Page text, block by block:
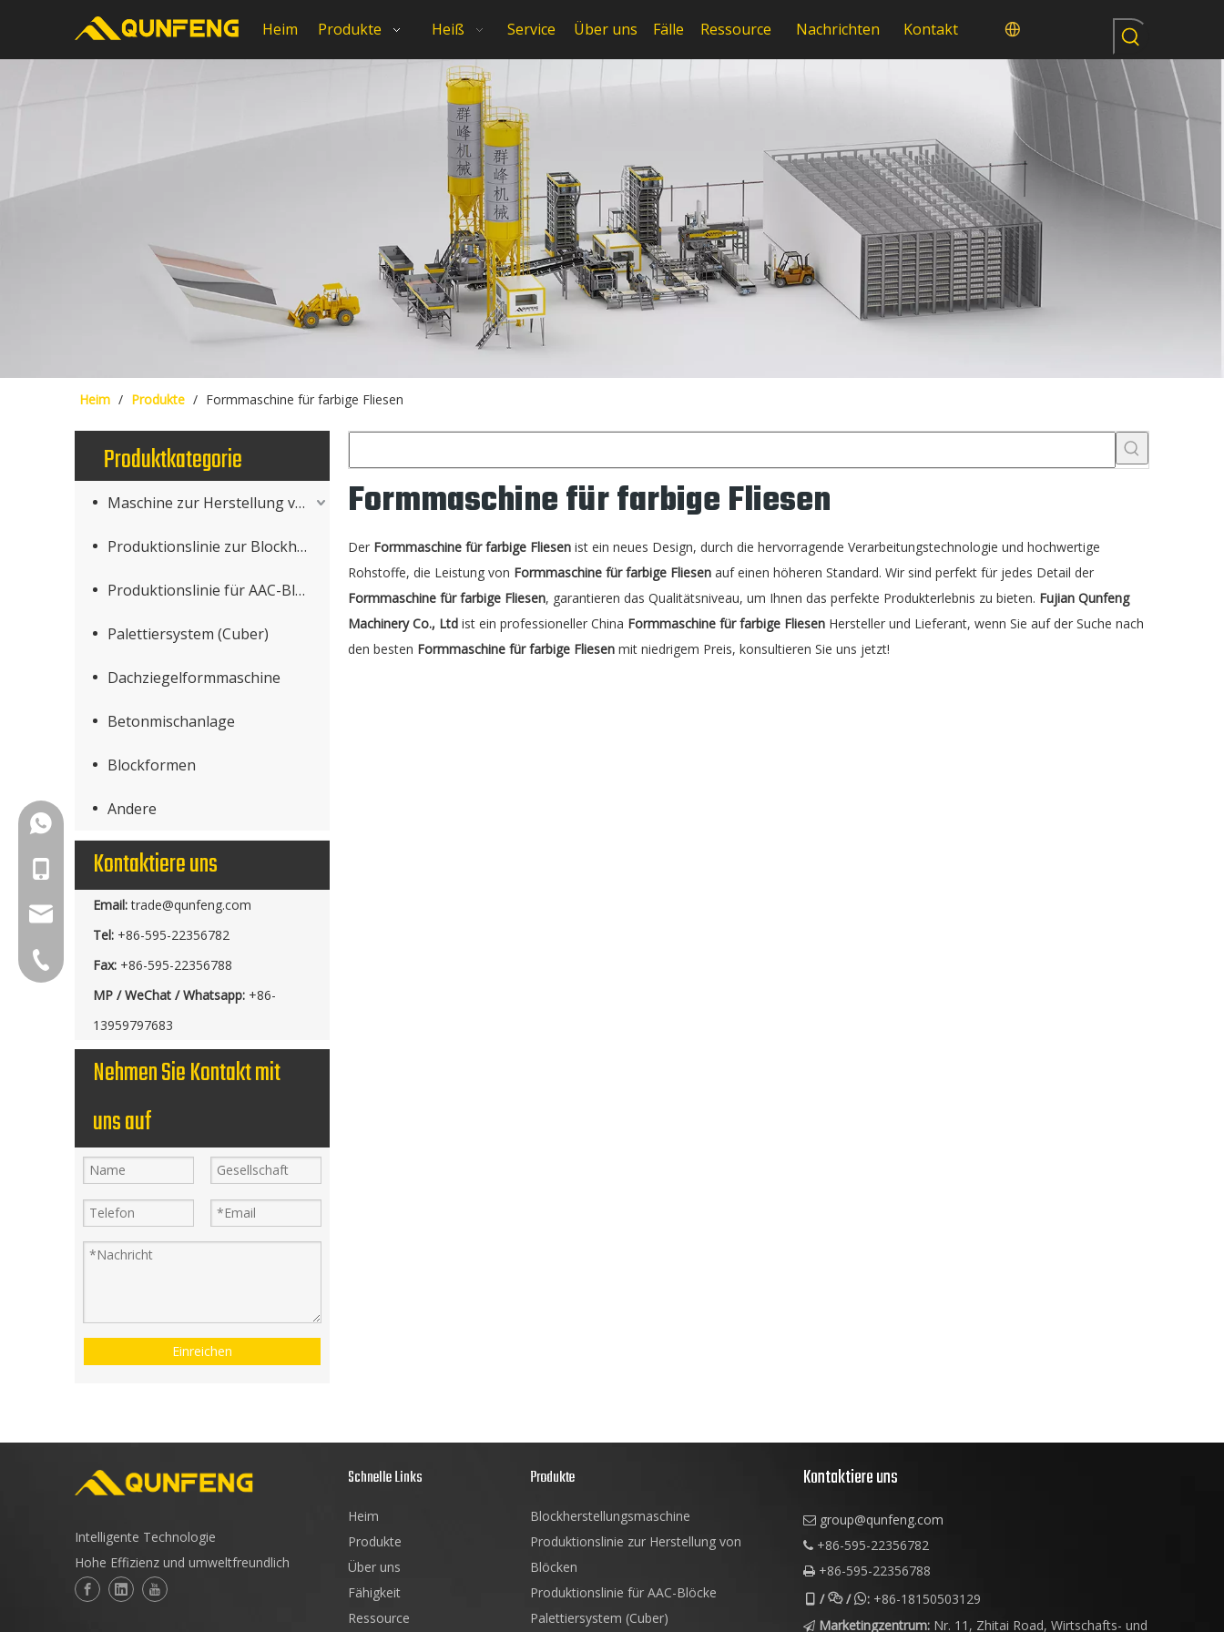
Heim Produkte Heiß Service Über uns Fälle Ressource Nachrichten Kontakt
Heim / Produkte / Formmaschine für farbige Fliesen
Produktkategorie
Maschine zur Herstellung von Betonprodukten
Produktionslinie zur Blockherstellung
Produktionslinie für AAC-Blöcke
Palettiersystem (Cuber)
Dachziegelformmaschine
Betonmischanlage
Blockformen
Andere
Kontaktiere uns
Email: trade@qunfeng.com
Tel: +86-595-22356782
Fax: +86-595-22356788
MP / WeChat / Whatsapp: +86-
13959797683
Nehmen Sie Kontakt mit
uns auf
Einreichen
Formmaschine für farbige Fliesen
Der Formmaschine für farbige Fliesen ist ein neues Design, durch die hervorragende Verarbeitungstechnologie und hochwertige
Rohstoffe, die Leistung von Formmaschine für farbige Fliesen auf einen höheren Standard. Wir sind perfekt für jedes Detail der
Formmaschine für farbige Fliesen, garantieren das Qualitätsniveau, um Ihnen das perfekte Produkterlebnis zu bieten. Fujian Qunfeng
Machinery Co., Ltd ist ein professioneller China Formmaschine für farbige Fliesen Hersteller und Lieferant, wenn Sie auf der Suche nach
den besten Formmaschine für farbige Fliesen mit niedrigem Preis, konsultieren Sie uns jetzt!
+86-18150503129
group@qunfeng.com
+86-595 22356782
Intelligente Technologie
Hohe Effizienz und umweltfreundlich
Schnelle Links
Heim
Produkte
Über uns
Fähigkeit
Ressource
Produkte
Blockherstellungsmaschine
Produktionslinie zur Herstellung von
Blöcken
Produktionslinie für AAC-Blöcke
Palettiersystem (Cuber)
Kontaktiere uns
 group@qunfeng.com
 +86-595-22356782
 +86-595-22356788
//: +86-18150503129
 Marketingzentrum: Nr. 11, Zhitai Road, Wirtschafts- und